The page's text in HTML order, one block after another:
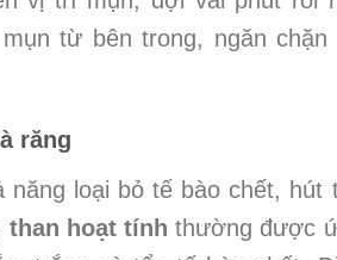
từ bên trong, ngăn chặn
răng
loại bỏ tế bào chết, hút
than hoạt tính thường được